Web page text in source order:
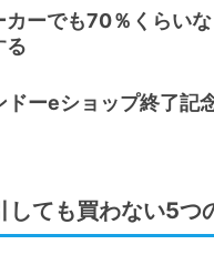
ーでも70％くらいな
る
ーeショップ終了記
しても買わない5つ